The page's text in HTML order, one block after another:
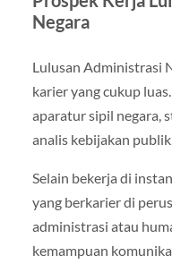
Negara
Lulusan Administrasi
karier yang cukup
aparatur sipil negara,
analis kebijakan
Selain bekerja di
yang berkarier di
administrasi atau
kemampuan